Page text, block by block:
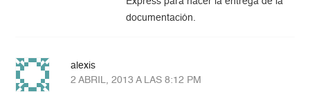
documentación.
alexis
2 ABRIL, 2013 A LAS 8:12 PM